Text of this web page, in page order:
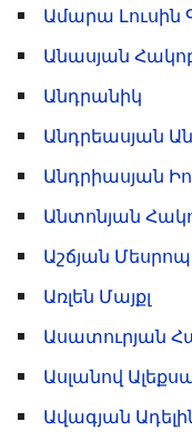
Ամարա Լուսին
Անասյան
Անդրանիկ
Անդրեասյան
Անդրիասյան
Անտոնյան
Աշճյան Մեսրոպ
Առլեն Մայքլ
Ասատուրյան
Ասլանով
Ավագյան